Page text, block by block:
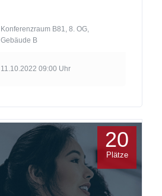
Konferenzraum B81, 8. OG,
Gebäude B
11.10.2022 09:00 Uhr
20
Plätze